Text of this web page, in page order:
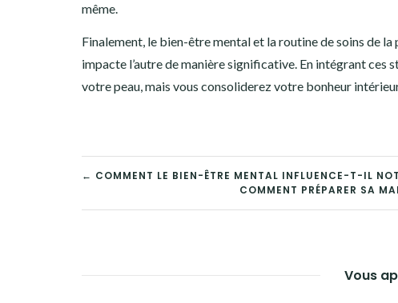
même.
Finalement, le bien-être mental et la routine de soins de la
impacte l’autre de manière significative. En intégrant ces
votre peau, mais vous consoliderez votre bonheur
NAVIGATION
DE
← COMMENT LE BIEN-ÊTRE MENTAL INFLUENCE-T-IL
COMMENT PRÉPARER SA
Vous